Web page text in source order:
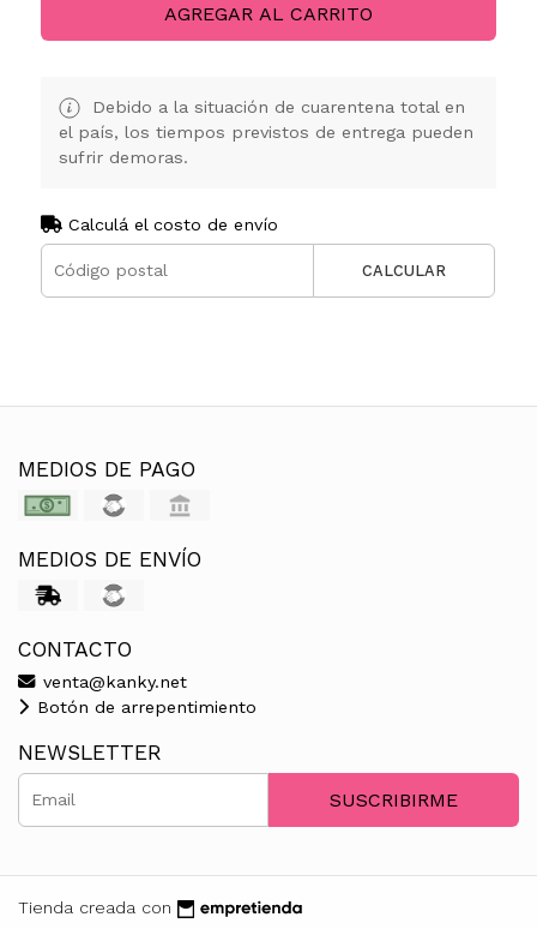
AGREGAR AL CARRITO
Debido a la situación de cuarentena total en
el país, los tiempos previstos de entrega pueden
sufrir demoras.
Calculá el costo de envío
CALCULAR
MEDIOS DE PAGO
MEDIOS DE ENVÍO
CONTACTO
venta@kanky.net
Botón de arrepentimiento
NEWSLETTER
SUSCRIBIRME
Tienda creada con